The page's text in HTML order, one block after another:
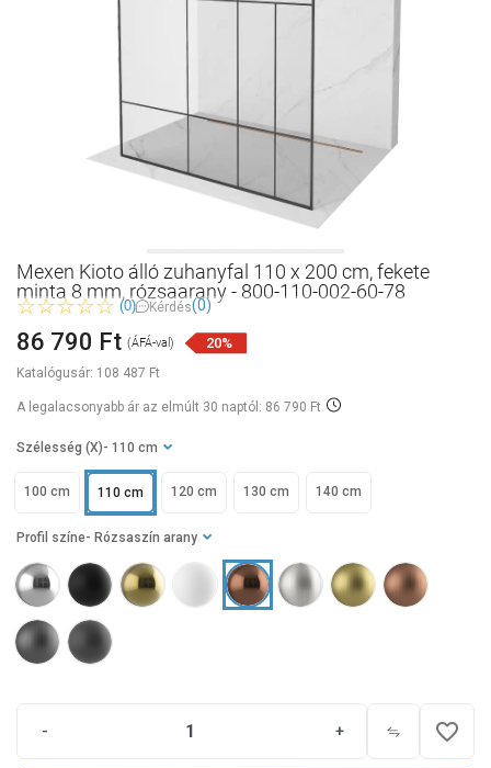
Mexen Kioto álló zuhanyfal 110 x 200 cm, fekete
minta 8 mm, rózsaarany - 800-110-002-60-78
(0) Kérdés(0)
Katalógusár: 108 487 Ft
86 790 Ft (ÁFÁ-val) 20%
A legalacsonyabb ár az elmúlt 30 naptól: 86 790 Ft
Profil színe - Rózsaszín arany
Szélesség (X) - 110 cm
100 cm 110 cm 120 cm 130 cm 140 cm
- + favorite_border